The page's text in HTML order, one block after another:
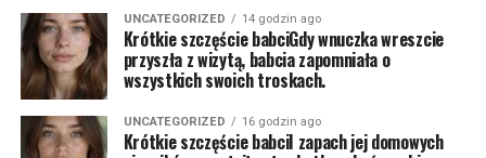
UNCATEGORIZED 14 godzin ago
Krótkie szczęście babciGdy wnuczka wreszcie
przyszła z wizytą, babcia zapomniała o
wszystkich swoich troskach.
UNCATEGORIZED 16 godzin ago
Krótkie szczęście babciI zapach jej domowych